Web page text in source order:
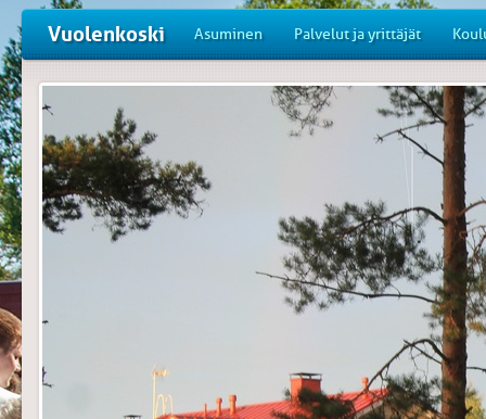
Vuolenkoski Asuminen Palvelut ja yrittäjät